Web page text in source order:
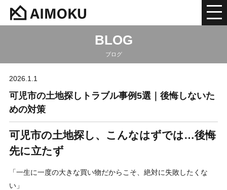
BLOG
ブログ
2026.1.1
可児市の土地探しトラブル事例5選｜後悔しないた
めの対策
可児市の土地探し、こんなはずでは…後悔
先に立たず
「一生に一度の大きな買い物だからこそ、絶対に失敗したくな
い」